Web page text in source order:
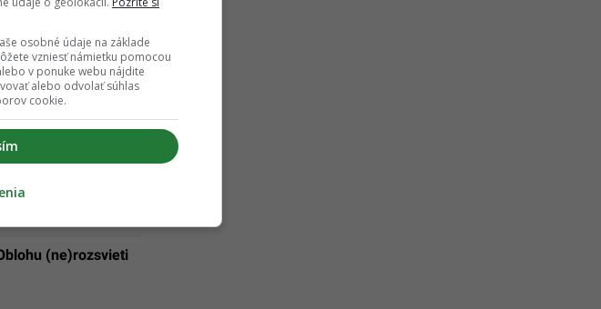
navigácia či
2025 bude plný
(ne)rozsvieti
osobné údaje na základe
vzniesť námietku pomocou
v ponuke webu nájdite
alebo odvolať súhlas
cookie.